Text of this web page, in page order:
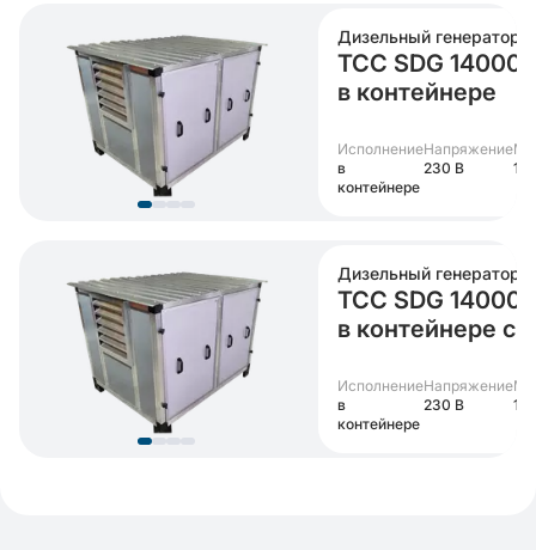
Дизельный генератор
ТСС SDG
в контейнере
Исполнение
в
контейнере
Напряжение
230 В
12
Дизельный генератор
ТСС SDG
в контейнере с
Исполнение
в
контейнере
Напряжение
230 В
12